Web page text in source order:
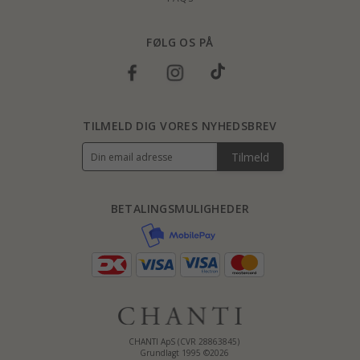
FØLG OS PÅ
CHANTI ApS (CVR 28863845)
Grundlagt 1995 ©2026
BETALINGSMULIGHEDER
TILMELD DIG VORES NYHEDSBREV
Tilmeld